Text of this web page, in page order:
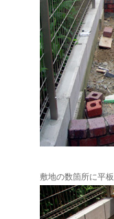
敷地の数箇所に平